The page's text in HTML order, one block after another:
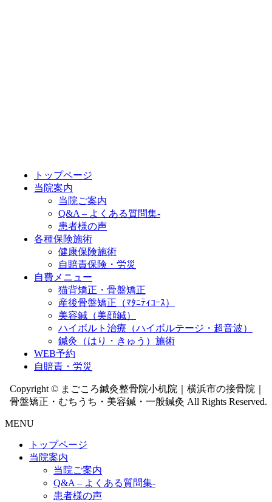
トップページ
当院案内
当院ご案内
Q&A – よくある質問集-
患者様の声
各種保険施術
健康保険施術
自賠責保険・労災
自費メニュー
猫背矯正・骨盤矯正
産後骨盤矯正（ﾏﾀﾆﾃｨｺｰｽ）
美容鍼（美顔鍼）
ハイボルト治療（ハイボルテージ・超音波）
鍼灸（はり・きゅう）施術
WEB予約
自賠責・労災
Copyright © まごころ鍼灸整骨院小机院｜横浜市の接骨院｜
骨盤矯正・むちうち・美容鍼・一般鍼灸 All Rights Reserved.
MENU
トップページ
当院案内
当院ご案内
Q&A – よくある質問集-
患者様の声